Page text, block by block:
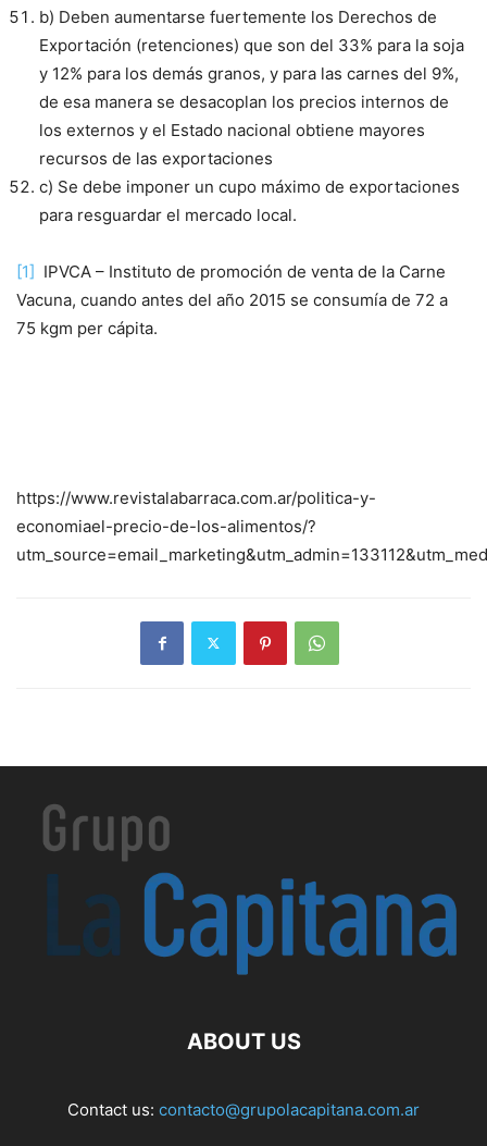
b) Deben aumentarse fuertemente los Derechos de
Exportación (retenciones) que son del 33% para la soja
y 12% para los demás granos, y para las carnes del 9%,
de esa manera se desacoplan los precios internos de
los externos y el Estado nacional obtiene mayores
recursos de las exportaciones
c) Se debe imponer un cupo máximo de exportaciones
para resguardar el mercado local.
[1] IPVCA – Instituto de promoción de venta de la Carne
Vacuna, cuando antes del año 2015 se consumía de 72 a
75 kgm per cápita.
https://www.revistalabarraca.com.ar/politica-y-
economiael-precio-de-los-alimentos/?
ABOUT US
Contact us: contacto@grupolacapitana.com.ar